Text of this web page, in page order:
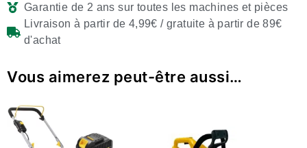
Garantie de 2 ans sur toutes les machines et pièces
Livraison à partir de 4,99€ / gratuite à partir de 89€
d'achat
Vous aimerez peut-être aussi…